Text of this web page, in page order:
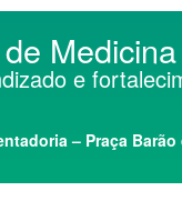
e
– Praça